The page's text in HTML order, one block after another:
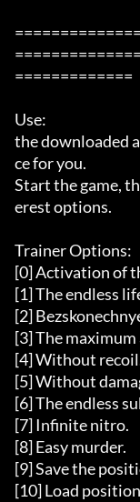
=============
Use:
the downloaded
ce for you.
Start the game,
erest options.
Trainer Options:
[0] Activation of
[1] The endless
[2]
[3] The maximum
[4] Without
[5] Without
[6] The endless
[7] Infinite nitro.
[8] Easy murder.
[9] Save the
[10] Load